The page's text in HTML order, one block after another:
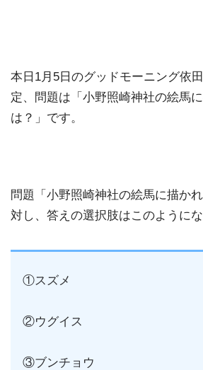
本日1月5日のグッドモーニング依
定、問題は「小野照崎神社の絵馬
は？」です。
問題「小野照崎神社の絵馬に描か
対し、答えの選択肢はこのようにな
①スズメ
②ウグイス
③ブンチョウ